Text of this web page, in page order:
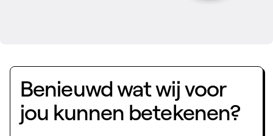
Benieuwd wat wij voor
jou kunnen betekenen?